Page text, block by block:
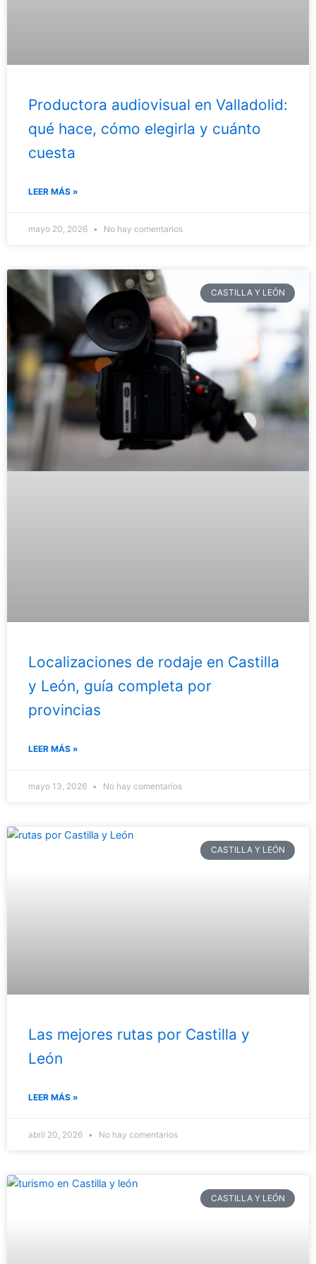
Productora audiovisual en Valladolid:
qué hace, cómo elegirla y cuánto
cuesta
LEER MÁS »
mayo 20, 2026 No hay comentarios
CASTILLA Y LEÓN
Localizaciones de rodaje en Castilla
y León, guía completa por
provincias
LEER MÁS »
mayo 13, 2026 No hay comentarios
CASTILLA Y LEÓN
Las mejores rutas por Castilla y
León
LEER MÁS »
abril 20, 2026 No hay comentarios
CASTILLA Y LEÓN